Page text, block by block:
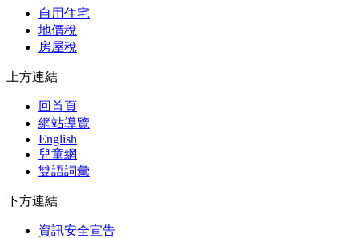
自用住宅
地價稅
房屋稅
上方連結
回首頁
網站導覽
English
兒童網
雙語詞彙
下方連結
資訊安全宣告